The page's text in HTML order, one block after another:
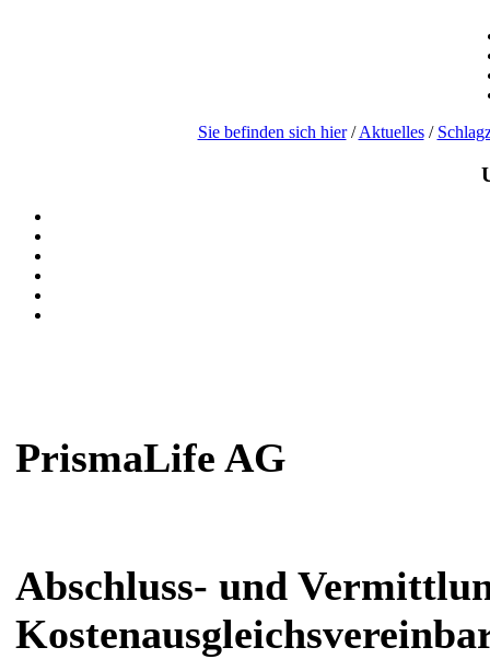
Sie befinden sich hier/Aktuelles/
PrismaLife AG
Abschluss- und